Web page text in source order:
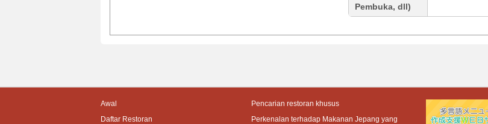
Pembuka, dll)
Awal
Pencarian restoran khusus
Daftar Restoran
Perkenalan terhadap Makanan Jepang yang